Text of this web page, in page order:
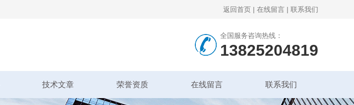
返回首页 | 在线留言 | 联系我们
全国服务咨询热线：
13825204819
技术文章 荣誉资质 在线留言 联系我们